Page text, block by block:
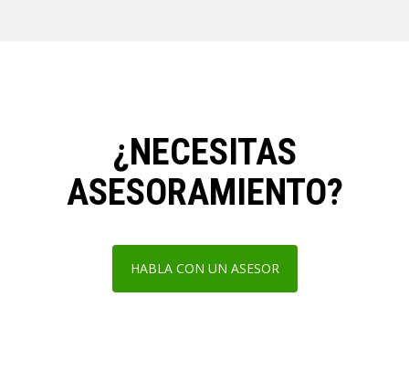
¿NECESITAS
ASESORAMIENTO?
HABLA CON UN ASESOR